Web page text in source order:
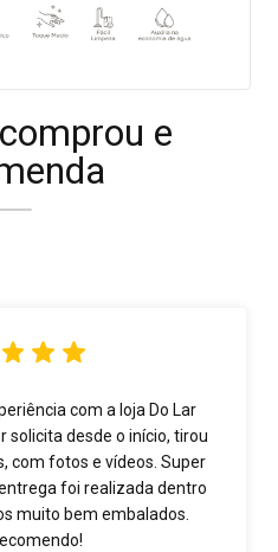
e
com a loja Do Lar
solicita desde o início, tirou
com fotos e vídeos. Super
foi realizada dentro
muito bem embalados.